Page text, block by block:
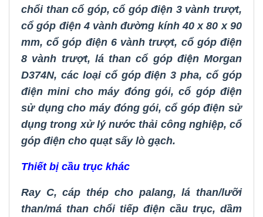
chổi than cổ góp,cổ góp điện 3 vành trượt,
cổ góp điện 4 vành đường kính 40 x 80 x 90
mm, cổ góp điện 6 vành trượt, cổ góp điện
8 vành trượt, lá than cổ góp điện Morgan
D374N, các loại cổ góp điện 3 pha,cổ góp
điện mini cho máy đóng gói,cổ góp điện
sử dụng cho máy đóng gói,cổ góp điện sử
dụng trong xử lý nước thải công nghiệp, cổ
góp điện cho quạt sấy lò gạch.
Thiết bị cầu trục khác
Ray C, cáp thép cho palang, lá than/lưỡi
than/má than chổi tiếp điện cầu trục, dầm